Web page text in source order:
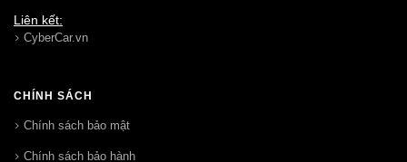
Liên kết:
CyberCar.vn
CHÍNH SÁCH
Chính sách bảo mật
Chính sách bảo hành